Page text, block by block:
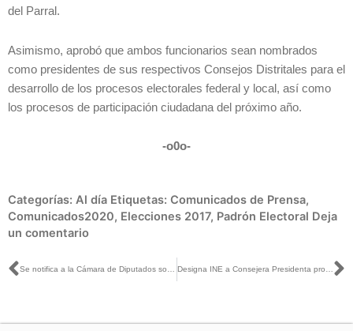
del Parral.
Asimismo, aprobó que ambos funcionarios sean nombrados
como presidentes de sus respectivos Consejos Distritales para el
desarrollo de los procesos electorales federal y local, así como
los procesos de participación ciudadana del próximo año.
-o0o-
Categorías: Al día Etiquetas: Comunicados de Prensa,
Comunicados2020, Elecciones 2017, Padrón Electoral Deja
un comentario
Ant